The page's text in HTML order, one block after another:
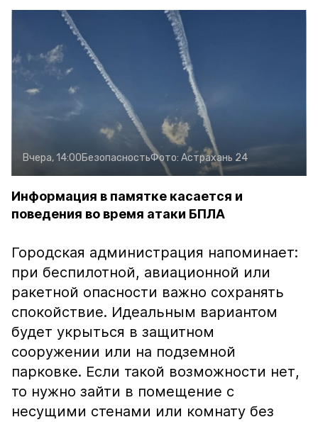
Вчера, 14:00БезопасностьФото: Астрахань 24
Информация в памятке касается и
поведения во время атаки БПЛА
Городская администрация напоминает:
при беспилотной, авиационной или
ракетной опасности важно сохранять
спокойствие. Идеальным вариантом
будет укрыться в защитном
сооружении или на подземной
парковке. Если такой возможности нет,
то нужно зайти в помещение с
несущими стенами или комнату без